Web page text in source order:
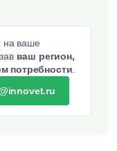
на ваше
ваш регион,
потребности.